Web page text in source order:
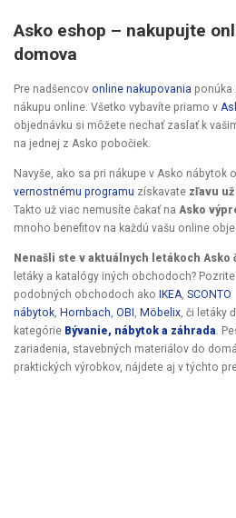
Asko eshop – nakupujte
domova
Pre nadšencov online nakupovania
nákupu online. Všetko vybavíte priamo v
objednávku si môžete nechať zaslať k
na jednej z Asko pobočiek.
Navyše, ako sa pri nákupe v Asko nábytok
vernostnému programu získavate zľavu
Takto už viac nemusíte čakať na Asko
mnoho benefitov na každú vašu online
Nenašli ste v aktuálnych letákoch Asko
letáky a katalógy iných obchodoch?
podobných obchodoch ako IKEA, SCONTO
nábytok, Hornbach, OBI, Möbelix, či letáky
kategórie Bývanie, nábytok a záhrada.
zariadenia, stavebných materiálov do
praktických výrobkov, nájdete aj v týchto